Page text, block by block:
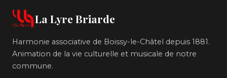
La Lyre Briarde
Harmonie associative de Boissy-le-Châtel depuis 1881.
Animation de la vie culturelle et musicale de notre
commune.